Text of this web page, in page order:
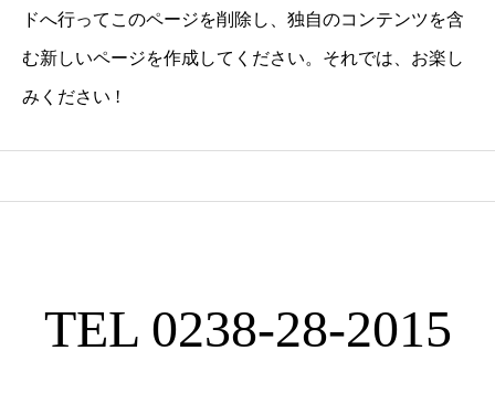
ドへ行ってこのページを削除し、独自のコンテンツを含
む新しいページを作成してください。それでは、お楽し
みください !
TEL 0238-28-2015